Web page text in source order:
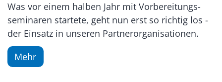
Was vor einem halben Jahr mit Vorbereitungs-
seminaren startete, geht nun erst so richtig los -
der Einsatz in unseren Partnerorganisationen.
Mehr